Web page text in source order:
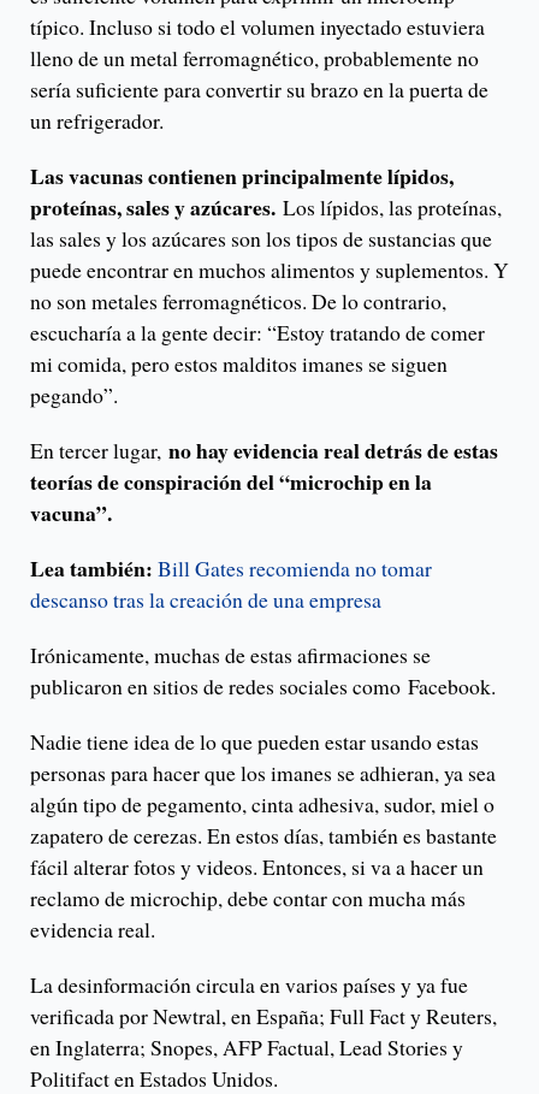
típico. Incluso si todo el volumen inyectado estuviera
lleno de un metal ferromagnético, probablemente no
sería suficiente para convertir su brazo en la puerta de
un refrigerador.
Las vacunas contienen principalmente lípidos,
proteínas, sales y azúcares. Los lípidos, las proteínas,
las sales y los azúcares son los tipos de sustancias que
puede encontrar en muchos alimentos y suplementos. Y
no son metales ferromagnéticos. De lo contrario,
escucharía a la gente decir: “Estoy tratando de comer
mi comida, pero estos malditos imanes se siguen
pegando”.
En tercer lugar, no hay evidencia real detrás de estas
teorías de conspiración del “microchip en la
vacuna”.
Lea también: Bill Gates recomienda no tomar
descanso tras la creación de una empresa
Irónicamente, muchas de estas afirmaciones se
publicaron en sitios de redes sociales como Facebook.
Nadie tiene idea de lo que pueden estar usando estas
personas para hacer que los imanes se adhieran, ya sea
algún tipo de pegamento, cinta adhesiva, sudor, miel o
zapatero de cerezas. En estos días, también es bastante
fácil alterar fotos y videos. Entonces, si va a hacer un
reclamo de microchip, debe contar con mucha más
evidencia real.
La desinformación circula en varios países y ya fue
verificada por Newtral, en España; Full Fact y Reuters,
en Inglaterra; Snopes, AFP Factual, Lead Stories y
Politifact en Estados Unidos.